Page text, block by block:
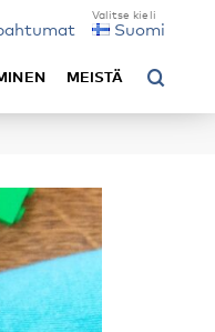
Suomi
MEISTÄ